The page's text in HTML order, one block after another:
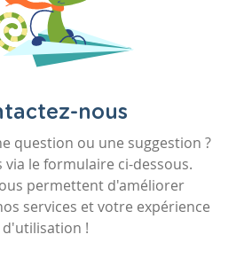
nous
question ou une suggestion ?
via le formulaire ci-dessous.
permettent d'améliorer
services et votre expérience
d'utilisation !